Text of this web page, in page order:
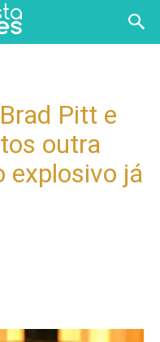
Pitt e
outra
explosivo já